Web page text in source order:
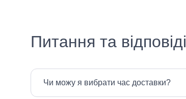
Питання та відповіді
Чи можу я вибрати час доставки?